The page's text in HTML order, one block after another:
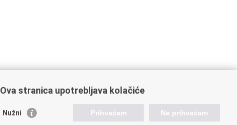
Ova stranica upotrebljava kolačiće
Nužni Prihvaćam Ne prihvaćam